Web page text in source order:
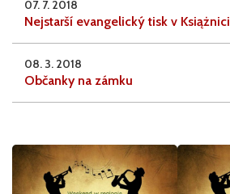
07. 7. 2018
Nejstarší evangelický tisk v Książnici
08. 3. 2018
Občanky na zámku